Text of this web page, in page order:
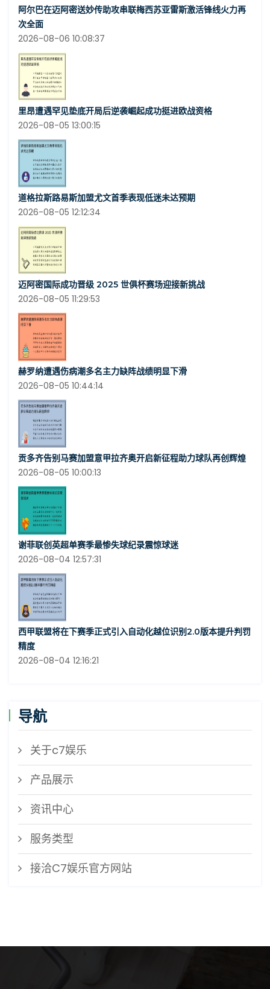
阿尔巴在迈阿密送妙传助攻串联梅西苏亚雷斯激活锋线火力再
次全面
2026-08-06 10:08:37
里昂遭遇罕见垫底开局后逆袭崛起成功挺进欧战资格
2026-08-05 13:00:15
道格拉斯路易斯加盟尤文首季表现低迷未达预期
2026-08-05 12:12:34
迈阿密国际成功晋级 2025 世俱杯赛场迎接新挑战
2026-08-05 11:29:53
赫罗纳遭遇伤病潮多名主力缺阵战绩明显下滑
2026-08-05 10:44:14
贡多齐告别马赛加盟意甲拉齐奥开启新征程助力球队再创辉煌
2026-08-05 10:00:13
谢菲联创英超单赛季最惨失球纪录震惊球迷
2026-08-04 12:57:31
西甲联盟将在下赛季正式引入自动化越位识别2.0版本提升判罚
精度
2026-08-04 12:16:21
导航
关于c7娱乐
产品展示
资讯中心
服务类型
接洽C7娱乐官方网站